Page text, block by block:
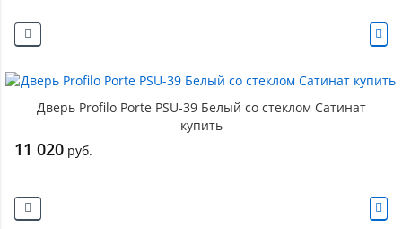
Дверь Profilo Porte PSU-39 Белый со стеклом Сатинат
купить
11 020 руб.